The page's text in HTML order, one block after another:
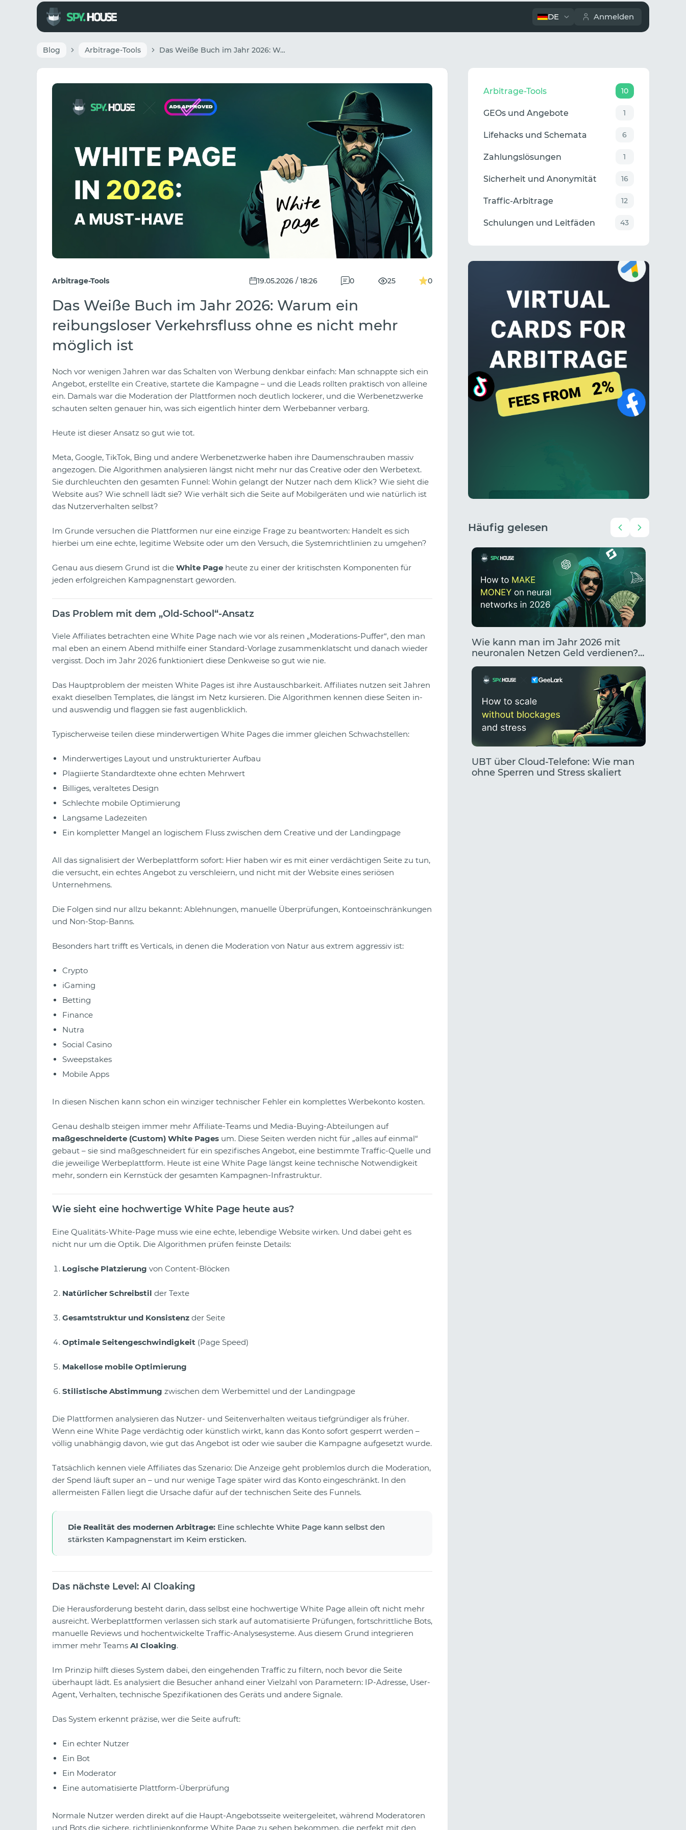
DE Anmelden
Blog Arbitrage-Tools Das Weiße Buch im Jahr 2026: Warum ein reibungsloser Verkehrsfluss ohne es nicht mehr möglich ist
Arbitrage-Tools 19.05.2026 / 18:26 0 25 0
Das Weiße Buch im Jahr 2026: Warum ein
reibungsloser Verkehrsfluss ohne es nicht mehr
möglich ist
Noch vor wenigen Jahren war das Schalten von Werbung denkbar einfach: Man schnappte sich ein
Angebot, erstellte ein Creative, startete die Kampagne – und die Leads rollten praktisch von alleine
ein. Damals war die Moderation der Plattformen noch deutlich lockerer, und die Werbenetzwerke
schauten selten genauer hin, was sich eigentlich hinter dem Werbebanner verbarg.
Heute ist dieser Ansatz so gut wie tot.
Meta, Google, TikTok, Bing und andere Werbenetzwerke haben ihre Daumenschrauben massiv
angezogen. Die Algorithmen analysieren längst nicht mehr nur das Creative oder den Werbetext.
Sie durchleuchten den gesamten Funnel: Wohin gelangt der Nutzer nach dem Klick? Wie sieht die
Website aus? Wie schnell lädt sie? Wie verhält sich die Seite auf Mobilgeräten und wie natürlich ist
das Nutzerverhalten selbst?
Im Grunde versuchen die Plattformen nur eine einzige Frage zu beantworten: Handelt es sich
hierbei um eine echte, legitime Website oder um den Versuch, die Systemrichtlinien zu umgehen?
Genau aus diesem Grund ist die White Page heute zu einer der kritischsten Komponenten für
jeden erfolgreichen Kampagnenstart geworden.
Das Problem mit dem „Old-School“-Ansatz
Viele Affiliates betrachten eine White Page nach wie vor als reinen „Moderations-Puffer“, den man
mal eben an einem Abend mithilfe einer Standard-Vorlage zusammenklatscht und danach wieder
vergisst. Doch im Jahr 2026 funktioniert diese Denkweise so gut wie nie.
Das Hauptproblem der meisten White Pages ist ihre Austauschbarkeit. Affiliates nutzen seit Jahren
exakt dieselben Templates, die längst im Netz kursieren. Die Algorithmen kennen diese Seiten in-
und auswendig und flaggen sie fast augenblicklich.
Typischerweise teilen diese minderwertigen White Pages die immer gleichen Schwachstellen:
Minderwertiges Layout und unstrukturierter Aufbau
Plagiierte Standardtexte ohne echten Mehrwert
Billiges, veraltetes Design
Schlechte mobile Optimierung
Langsame Ladezeiten
Ein kompletter Mangel an logischem Fluss zwischen dem Creative und der Landingpage
All das signalisiert der Werbeplattform sofort: Hier haben wir es mit einer verdächtigen Seite zu tun,
die versucht, ein echtes Angebot zu verschleiern, und nicht mit der Website eines seriösen
Unternehmens.
Die Folgen sind nur allzu bekannt: Ablehnungen, manuelle Überprüfungen, Kontoeinschränkungen
und Non-Stop-Banns.
Besonders hart trifft es Verticals, in denen die Moderation von Natur aus extrem aggressiv ist:
Crypto
iGaming
Betting
Finance
Nutra
Social Casino
Sweepstakes
Mobile Apps
In diesen Nischen kann schon ein winziger technischer Fehler ein komplettes Werbekonto kosten.
Genau deshalb steigen immer mehr Affiliate-Teams und Media-Buying-Abteilungen auf
maßgeschneiderte (Custom) White Pages um. Diese Seiten werden nicht für „alles auf einmal“
gebaut – sie sind maßgeschneidert für ein spezifisches Angebot, eine bestimmte Traffic-Quelle und
die jeweilige Werbeplattform. Heute ist eine White Page längst keine technische Notwendigkeit
mehr, sondern ein Kernstück der gesamten Kampagnen-Infrastruktur.
Wie sieht eine hochwertige White Page heute aus?
Eine Qualitäts-White-Page muss wie eine echte, lebendige Website wirken. Und dabei geht es
nicht nur um die Optik. Die Algorithmen prüfen feinste Details:
Logische Platzierung von Content-Blöcken
Natürlicher Schreibstil der Texte
Gesamtstruktur und Konsistenz der Seite
Optimale Seitengeschwindigkeit (Page Speed)
Makellose mobile Optimierung
Stilistische Abstimmung zwischen dem Werbemittel und der Landingpage
Die Plattformen analysieren das Nutzer- und Seitenverhalten weitaus tiefgründiger als früher.
Wenn eine White Page verdächtig oder künstlich wirkt, kann das Konto sofort gesperrt werden –
völlig unabhängig davon, wie gut das Angebot ist oder wie sauber die Kampagne aufgesetzt wurde.
Tatsächlich kennen viele Affiliates das Szenario: Die Anzeige geht problemlos durch die Moderation,
der Spend läuft super an – und nur wenige Tage später wird das Konto eingeschränkt. In den
allermeisten Fällen liegt die Ursache dafür auf der technischen Seite des Funnels.
Die Realität des modernen Arbitrage: Eine schlechte White Page kann selbst den
stärksten Kampagnenstart im Keim ersticken.
Das nächste Level: AI Cloaking
Die Herausforderung besteht darin, dass selbst eine hochwertige White Page allein oft nicht mehr
ausreicht. Werbeplattformen verlassen sich stark auf automatisierte Prüfungen, fortschrittliche Bots,
manuelle Reviews und hochentwickelte Traffic-Analysesysteme. Aus diesem Grund integrieren
immer mehr Teams AI Cloaking.
Im Prinzip hilft dieses System dabei, den eingehenden Traffic zu filtern, noch bevor die Seite
überhaupt lädt. Es analysiert die Besucher anhand einer Vielzahl von Parametern: IP-Adresse, User-
Agent, Verhalten, technische Spezifikationen des Geräts und andere Signale.
Das System erkennt präzise, wer die Seite aufruft:
Ein echter Nutzer
Ein Bot
Ein Moderator
Eine automatisierte Plattform-Überprüfung
Normale Nutzer werden direkt auf die Haupt-Angebotsseite weitergeleitet, während Moderatoren
und Bots die sichere, richtlinienkonforme White Page zu sehen bekommen, die perfekt mit den
Arbitrage-Tools 10
GEOs und Angebote 1
Lifehacks und Schemata 6
Zahlungslösungen 1
Sicherheit und Anonymität 16
Traffic-Arbitrage 12
Schulungen und Leitfäden 43
Häufig gelesen
Ein Blick auf die Glücksspiel-
Kreativen von TikTok
Wie kann man im Jahr 2026 mit
neuronalen Netzen Geld verdienen?
Die 10 besten Wege, mit KI Geld zu
verdienen.
UBT über Cloud-Telefone: Wie man
ohne Sperren und Stress skaliert